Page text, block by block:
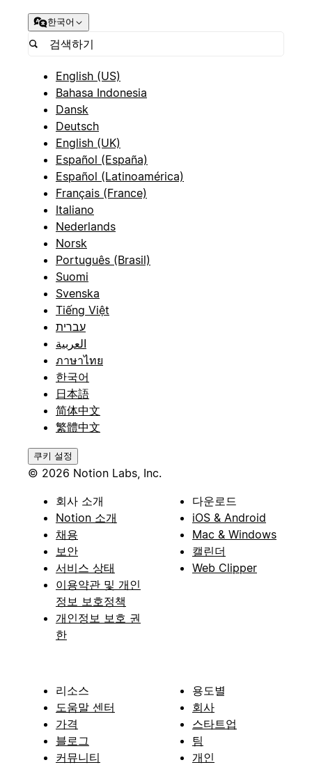
한국어
English (US)
Bahasa Indonesia
Dansk
Deutsch
English (UK)
Español (España)
Español (Latinoamérica)
Français (France)
Italiano
Nederlands
Norsk
Português (Brasil)
Suomi
Svenska
Tiếng Việt
עברית
العربية
ภาษาไทย
한국어
日本語
简体中文
繁體中文
쿠키 설정
© 2026 Notion Labs, Inc.
회사 소개
Notion 소개
채용
보안
서비스 상태
이용약관 및 개인
정보 보호정책
개인정보 보호 권
한
다운로드
iOS & Android
Mac & Windows
캘린더
Web Clipper
리소스
도움말 센터
가격
블로그
커뮤니티
용도별
회사
스타트업
팀
개인